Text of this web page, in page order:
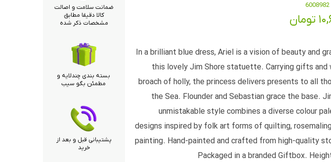
In a brilliant blue dress, Ariel is a vision of beauty and
this lovely Jim Shore statuette. Carrying gifts and
broach of holly, the princess delivers presents to all
the Sea. Flounder and Sebastian grace the base.
unmistakable style combines a diverse colour
designs inspired by folk art forms of quilting,
painting. Hand-painted and crafted from high-quality
Packaged in a branded Giftbox.
ضمانت سلامت و اصالت
کالا دقیقا مطابق
مشخصات ذکر شده
بسته بندی چندلایه و
مطمئن بگو سیب
پشتیبانی قبل و بعد از
خرید